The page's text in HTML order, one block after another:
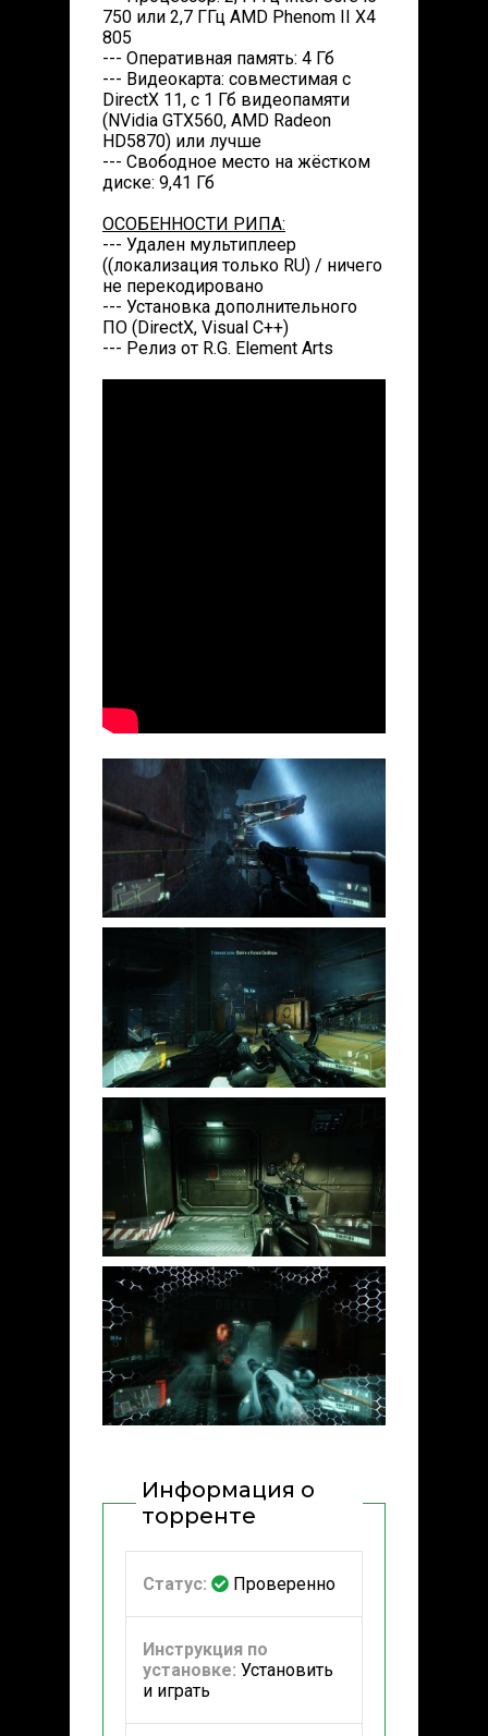
750 или 2,7 ГГц AMD Phenom II X4
805
--- Оперативная память: 4 Гб
--- Видеокарта: совместимая с
DirectX 11, с 1 Гб видеопамяти
(NVidia GTX560, AMD Radeon
HD5870) или лучше
--- Свободное место на жёстком
диске: 9,41 Гб
ОСОБЕННОСТИ РИПА:
--- Удален мультиплеер
((локализация только RU) / ничего
не перекодировано
--- Установка дополнительного
ПО (DirectX, Visual C++)
--- Релиз от R.G. Element Arts
Информация о
торренте
Статус: Проверенно
Инструкция по
установке: Установить
и играть